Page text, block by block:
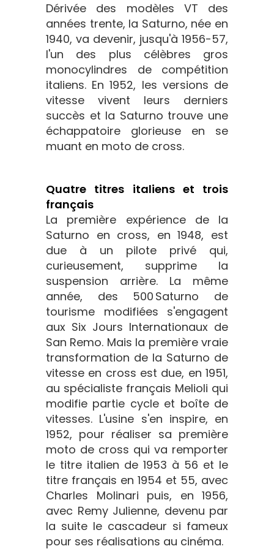
Dérivée des modèles VT des
années trente, la Saturno, née en
1940, va devenir, jusqu'à 1956-57,
l'un des plus célèbres gros
monocylindres de compétition
italiens. En 1952, les versions de
vitesse vivent leurs derniers
succès et la Saturno trouve une
échappatoire glorieuse en se
muant en moto de cross.
Quatre titres italiens et trois
français
La première expérience de la
Saturno en cross, en 1948, est
due à un pilote privé qui,
curieusement, supprime la
suspension arrière. La même
année, des 500 Saturno de
tourisme modifiées s'engagent
aux Six Jours Internationaux de
San Remo. Mais la première vraie
transformation de la Saturno de
vitesse en cross est due, en 1951,
au spécialiste français Melioli qui
modifie partie cycle et boîte de
vitesses. L'usine s'en inspire, en
1952, pour réaliser sa première
moto de cross qui va remporter
le titre italien de 1953 à 56 et le
titre français en 1954 et 55, avec
Charles Molinari puis, en 1956,
avec Remy Julienne, devenu par
la suite le cascadeur si fameux
pour ses réalisations au cinéma.